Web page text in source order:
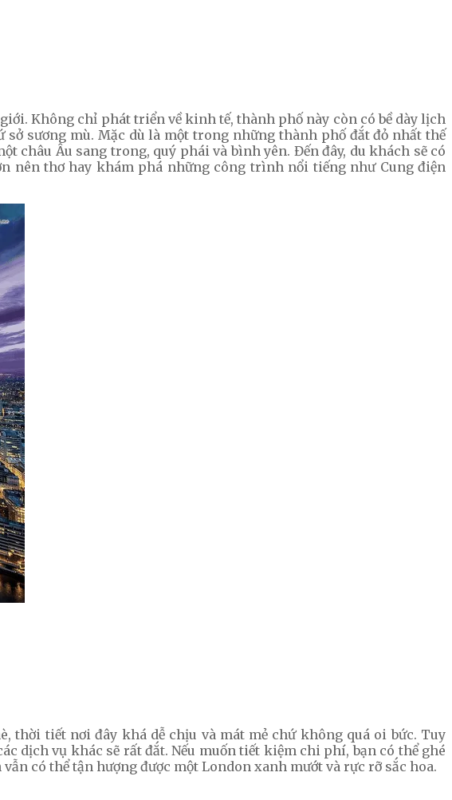
Không chỉ phát triển về kinh tế, thành phố này còn có bề dày lịch
sương mù. Mặc dù là một trong những thành phố đắt đỏ nhất thế
châu Âu sang trong, quý phái và bình yên. Đến đây, du khách sẽ có
nên thơ hay khám phá những công trình nổi tiếng như Cung điện
thời tiết nơi đây khá dễ chịu và mát mẻ chứ không quá oi bức. Tuy
dịch vụ khác sẽ rất đắt. Nếu muốn tiết kiệm chi phí, bạn có thể ghé
có thể tận hượng được một London xanh mướt và rực rỡ sắc hoa.